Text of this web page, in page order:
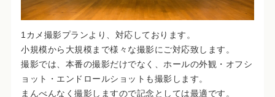
1カメ撮影プランより、対応しております。
小規模から大規模まで様々な撮影にご対応致します。
撮影では、本番の撮影だけでなく、ホールの外観・オフシ
ョット・エンドロールショットも撮影します。
まんべんなく撮影しますので記念としては最適です。